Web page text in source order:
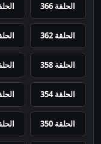
الحلقة 366
الحلقة 362
الحلقة 358
الحلقة 354
الحلقة 350